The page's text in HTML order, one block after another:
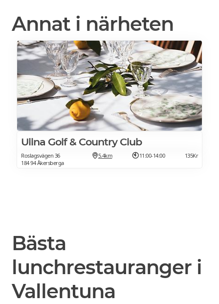
Annat i närheten
Ullna Golf & Country Club
Roslagsvägen 36
184 94 Åkersberga
5.4km 11:00-14:00 135Kr
Bästa
lunchrestauranger i
Vallentuna